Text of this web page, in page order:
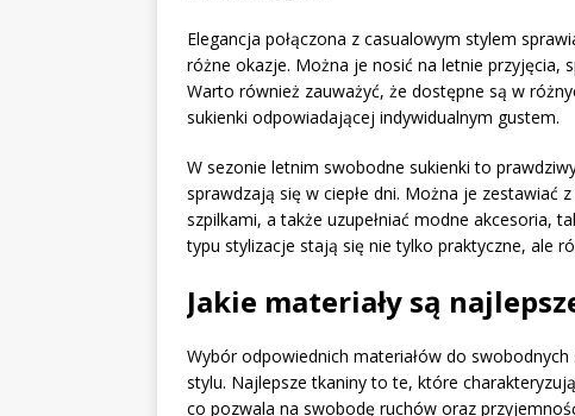
Elegancja połączona z casualowym stylem
różne okazje. Można je nosić na letnie przyjęcia,
Warto również zauważyć, że dostępne są w
sukienki odpowiadającej indywidualnym gustem.
W sezonie letnim swobodne sukienki to
sprawdzają się w ciepłe dni. Można je zestawiać
szpilkami, a także uzupełniać modne akcesoria,
typu stylizacje stają się nie tylko praktyczne, ale
Jakie materiały są
Wybór odpowiednich materiałów do
stylu. Najlepsze tkaniny to te, które
co pozwala na swobodę ruchów oraz